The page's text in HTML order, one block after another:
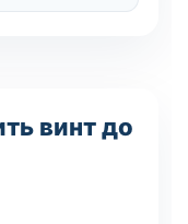
винт до